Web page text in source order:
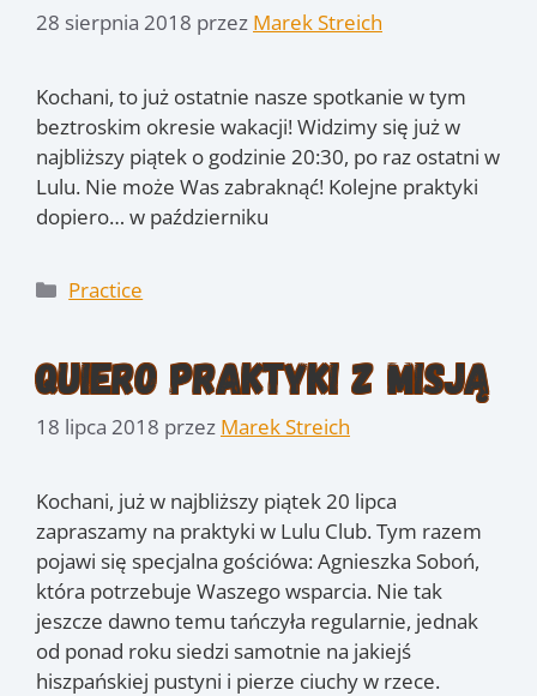
28 sierpnia 2018 przez Marek Streich
Kochani, to już ostatnie nasze spotkanie w tym
beztroskim okresie wakacji! Widzimy się już w
najbliższy piątek o godzinie 20:30, po raz ostatni w
Lulu. Nie może Was zabraknąć! Kolejne praktyki
dopiero… w październiku
Kategorie
Practice
Quiero Praktyki z misją
18 lipca 2018 przez Marek Streich
Kochani, już w najbliższy piątek 20 lipca
zapraszamy na praktyki w Lulu Club. Tym razem
pojawi się specjalna gościówa: Agnieszka Soboń,
która potrzebuje Waszego wsparcia. Nie tak
jeszcze dawno temu tańczyła regularnie, jednak
od ponad roku siedzi samotnie na jakiejś
hiszpańskiej pustyni i pierze ciuchy w rzece.